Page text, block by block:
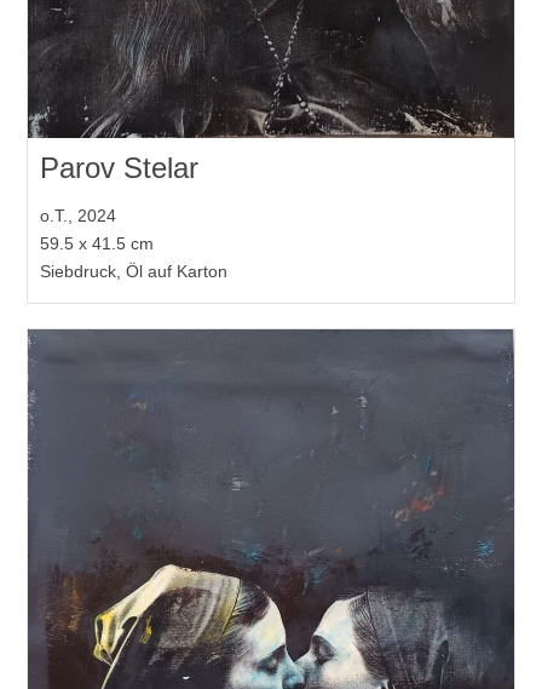
Parov Stelar
o.T., 2024
59.5 x 41.5 cm
Siebdruck, Öl auf Karton